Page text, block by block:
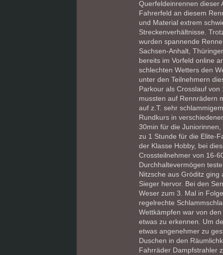
Querfeldeinrennen dieser
Fahrerfeld an diesem
und Material extrem
Streckenverhältnisse.
wurden spannende
Sachsen-Anhalt,
bereits im Vorfeld online
schlechten Wetters den
unter den Teilnehmern
Parkour als Crosslauf
mussten auf Rennrädern
auf z.T. sehr
Rundkurs in
30min für die
zu 1 Stunde für die Elite-
der Klasse Hobby, bei
Crossteilnehmer von 16-
Durchhaltevermögen
Nitzsche aus Gröditz
Sieger hervor. Bei den
Weser zum 3. Mal in
regelrechte
Wettkämpfen war von
etwas zu erkennen. Um
etwas angenehmer zu
Duschen in den
Fahrräder Dampfstrahler